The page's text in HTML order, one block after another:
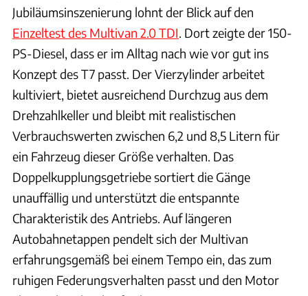
Jubiläumsinszenierung lohnt der Blick auf den
Einzeltest des Multivan 2.0 TDI. Dort zeigte der 150-
PS-Diesel, dass er im Alltag nach wie vor gut ins
Konzept des T7 passt. Der Vierzylinder arbeitet
kultiviert, bietet ausreichend Durchzug aus dem
Drehzahlkeller und bleibt mit realistischen
Verbrauchswerten zwischen 6,2 und 8,5 Litern für
ein Fahrzeug dieser Größe verhalten. Das
Doppelkupplungsgetriebe sortiert die Gänge
unauffällig und unterstützt die entspannte
Charakteristik des Antriebs. Auf längeren
Autobahnetappen pendelt sich der Multivan
erfahrungsgemäß bei einem Tempo ein, das zum
ruhigen Federungsverhalten passt und den Motor